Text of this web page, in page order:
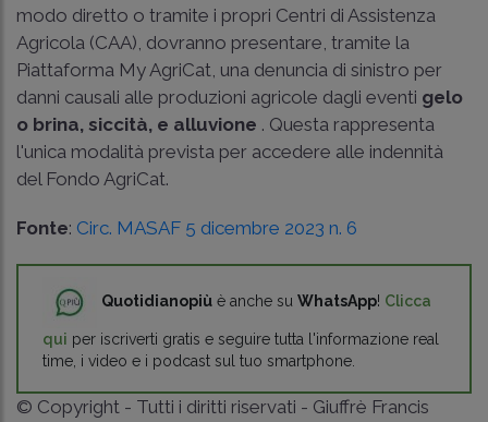
modo diretto o tramite i propri Centri di Assistenza
Agricola (CAA), dovranno presentare, tramite la
Piattaforma My AgriCat, una denuncia di sinistro per
danni causali alle produzioni agricole dagli eventi gelo
o brina, siccità, e alluvione . Questa rappresenta
l'unica modalità prevista per accedere alle indennità
del Fondo AgriCat.
Fonte: Circ. MASAF 5 dicembre 2023 n. 6
Quotidianopiù è anche su WhatsApp! Clicca
qui per iscriverti gratis e seguire tutta l'informazione real
time, i video e i podcast sul tuo smartphone.
© Copyright - Tutti i diritti riservati - Giuffrè Francis